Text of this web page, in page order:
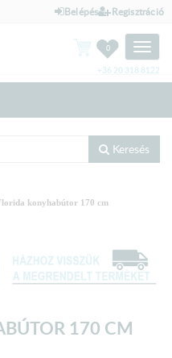
Belépés Regisztráció
Toggle
0
+36 20 318 8122
Keresés
konyhabútor 170 cm
170 CM